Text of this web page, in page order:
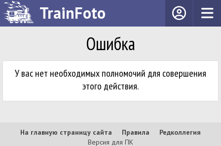
TrainFoto
Ошибка
У вас нет необходимых полномочий для совершения
этого действия.
На главную страницу сайта Правила
Редколлегия
Версия для ПК